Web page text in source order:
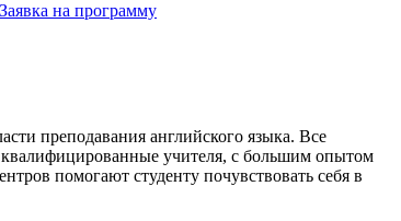
Заявка на программу
преподавания английского языка. Все
учителя, с большим опытом
помогают студенту почувствовать себя в